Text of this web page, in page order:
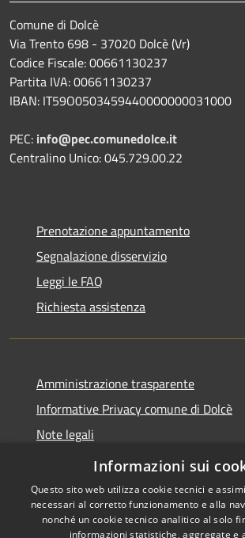
Comune di Dolcè
Via Trento 698 - 37020 Dolcè (Vr)
Codice Fiscale: 00661130237
Partita IVA: 00661130237
IBAN: IT59O0503459440000000031000
PEC: info@pec.comunedolce.it
Centralino Unico: 045.729.00.22
Prenotazione appuntamento
Segnalazione disservizio
Leggi le FAQ
Richiesta assistenza
Amministrazione trasparente
Informative Privacy comune di Dolcè
Note legali
Dichiarazione di accessibilità
Informazioni sui
Questo sito web utilizza cookie tecnici e
necessari al corretto funzionamento e alla
nonché un cookie tecnico analitico al solo
informazioni statistiche, aggregate e